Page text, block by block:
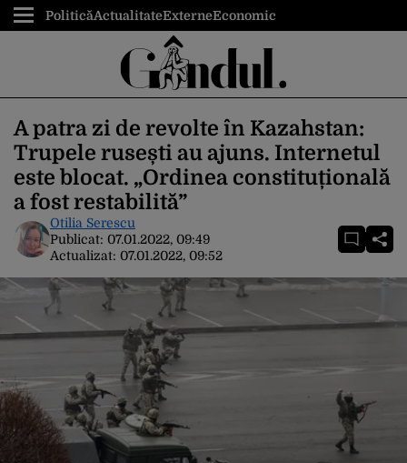
PoliticăActualitateExterneEconomic
A patra zi de revolte în Kazahstan:
Trupele rusești au ajuns. Internetul
este blocat. „Ordinea constituțională
a fost restabilită”
Otilia Serescu
Publicat: 07.01.2022, 09:49
Actualizat: 07.01.2022, 09:52